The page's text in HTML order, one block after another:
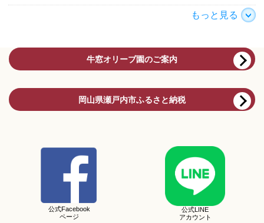
もっと見る
牛窓オリーブ園のご案内
岡山県瀬戸内市ふるさと納税
公式Facebook
ページ
公式LINE
アカウント